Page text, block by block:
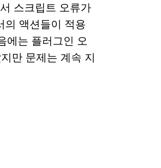
스크립트 오류가
의 액션들이 적용
에는 플러그인 오
만 문제는 계속 지